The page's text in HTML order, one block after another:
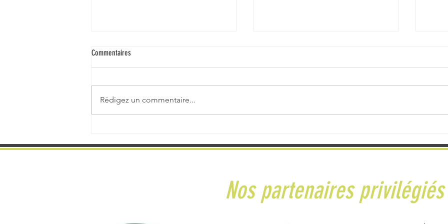
Commentaires
Rédigez un commentaire...
Nos partenaires privilégiés